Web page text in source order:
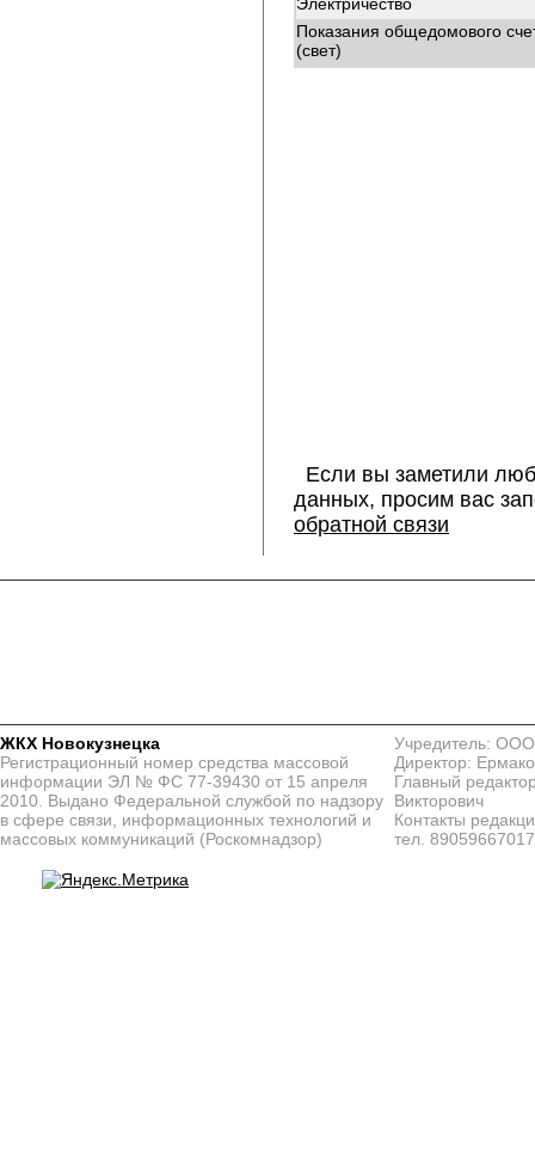
Показания общедомового
(свет)
Если вы заметили
данных, просим вас
обратной связи
ЖКХ Новокузнецка
Регистрационный номер средства массовой
информации ЭЛ № ФС 77-39430 от 15 апреля
2010. Выдано Федеральной службой по надзору
в сфере связи, информационных технологий и
массовых коммуникаций (Роскомнадзор)
Учредитель:
Директор:
Главный
Викторович
Контакты
тел. 89059667017